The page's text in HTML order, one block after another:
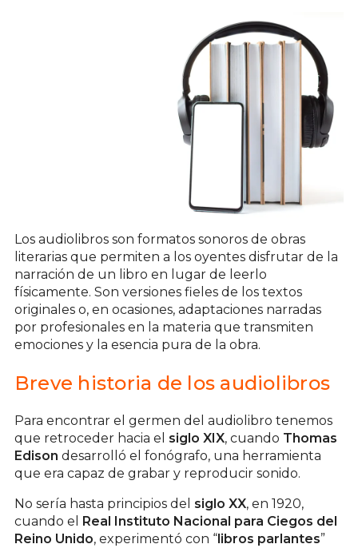
Los audiolibros son formatos sonoros de obras
literarias que permiten a los oyentes disfrutar de la
narración de un libro en lugar de leerlo
físicamente. Son versiones fieles de los textos
originales o, en ocasiones, adaptaciones narradas
por profesionales en la materia que transmiten
emociones y la esencia pura de la obra.
Breve historia de los audiolibros
Para encontrar el germen del audiolibro tenemos
que retroceder hacia el siglo XIX, cuando Thomas
Edison desarrolló el fonógrafo, una herramienta
que era capaz de grabar y reproducir sonido.
No sería hasta principios del siglo XX, en 1920,
cuando el
Real Instituto Nacional para Ciegos del
Reino Unido, experimentó con “libros parlantes”